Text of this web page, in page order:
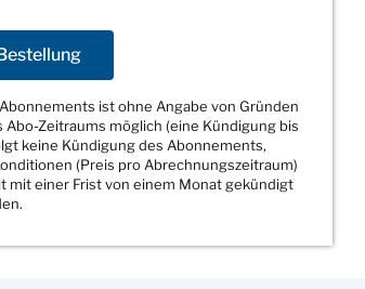
ist ohne Angabe von Gründen
Zeitraums möglich (eine Kündigung bis
keine Kündigung des Abonnements,
(Preis pro Abrechnungszeitraum)
mit einer Frist von einem Monat gekündigt